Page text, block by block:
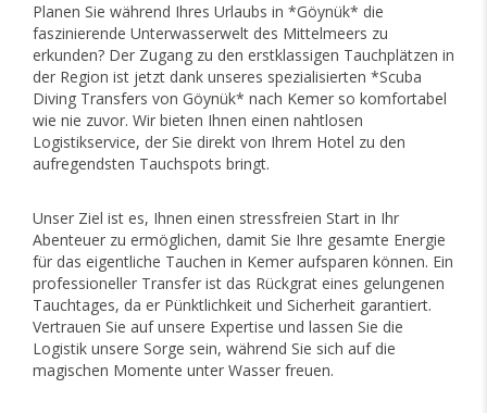
Planen Sie während Ihres Urlaubs in *Göynük* die
faszinierende Unterwasserwelt des Mittelmeers zu
erkunden? Der Zugang zu den erstklassigen Tauchplätzen in
der Region ist jetzt dank unseres spezialisierten *Scuba
Diving Transfers von Göynük* nach Kemer so komfortabel
wie nie zuvor. Wir bieten Ihnen einen nahtlosen
Logistikservice, der Sie direkt von Ihrem Hotel zu den
aufregendsten Tauchspots bringt.
Unser Ziel ist es, Ihnen einen stressfreien Start in Ihr
Abenteuer zu ermöglichen, damit Sie Ihre gesamte Energie
für das eigentliche Tauchen in Kemer aufsparen können. Ein
professioneller Transfer ist das Rückgrat eines gelungenen
Tauchtages, da er Pünktlichkeit und Sicherheit garantiert.
Vertrauen Sie auf unsere Expertise und lassen Sie die
Logistik unsere Sorge sein, während Sie sich auf die
magischen Momente unter Wasser freuen.